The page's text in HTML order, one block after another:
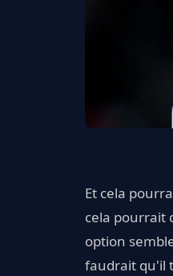
Et cela
cela pourrait
option
faudrait qu'il